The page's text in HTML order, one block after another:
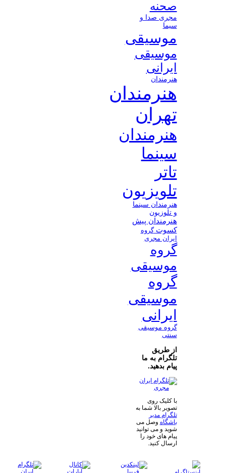
صحنه
مجری صدا و
سیما
موسیقی
موسیقی
ایرانی
هنرمندان
هنرمندان
تهران
هنرمندان
سینما
تاتر
تلویزیون
هنرمندان سینما
و تلوزیون
هنرمندان پیش
کسوتگروه
ایران مجری
گروه
موسیقی
گروه
موسیقی
ایرانی
گروه موسیقی
سنتی
از طریق
تلگرام به ما
پیام بدهید.
با کلیک روی
تصویر بالا شما به
تلگرام مدیر
باشگاه وصل می
شوید و می توانید
پیام های خود را
ارسال کنید.